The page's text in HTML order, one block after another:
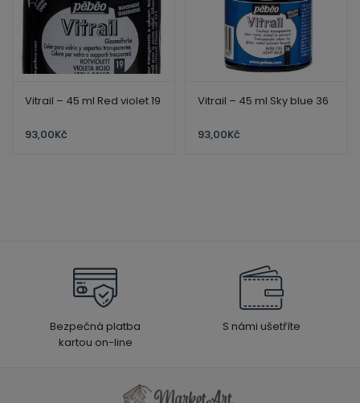
Vitrail – 45 ml Red violet 19
93,00Kč
Vitrail – 45 ml Sky blue 36
93,00Kč
Bezpečná platba
kartou on-line
S námi ušetříte